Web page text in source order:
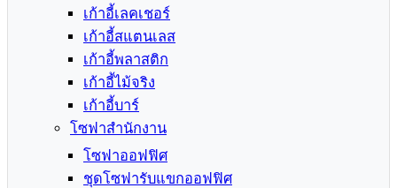
เก้าอี้เลคเชอร์
เก้าอี้สแตนเลส
เก้าอี้พลาสติก
เก้าอี้ไม้จริง
เก้าอี้บาร์
โซฟาสำนักงาน
โซฟาออฟฟิศ
ชุดโซฟารับแขกออฟฟิศ